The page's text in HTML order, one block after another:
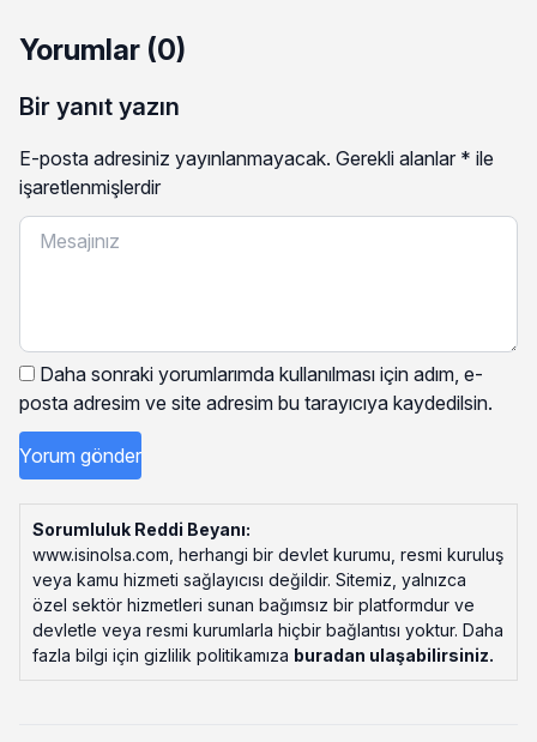
Yorumlar (0)
Bir yanıt yazın
E-posta adresiniz yayınlanmayacak. Gerekli alanlar * ile
işaretlenmişlerdir
Daha sonraki yorumlarımda kullanılması için adım, e-
posta adresim ve site adresim bu tarayıcıya kaydedilsin.
Sorumluluk Reddi Beyanı:
www.isinolsa.com, herhangi bir devlet kurumu, resmi kuruluş
veya kamu hizmeti sağlayıcısı değildir. Sitemiz, yalnızca
özel sektör hizmetleri sunan bağımsız bir platformdur ve
devletle veya resmi kurumlarla hiçbir bağlantısı yoktur. Daha
fazla bilgi için gizlilik politikamıza buradan ulaşabilirsiniz.